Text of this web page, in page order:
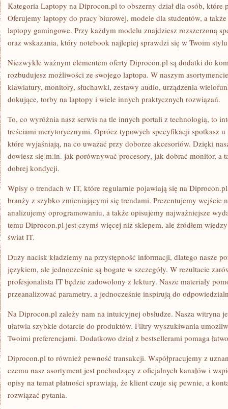
Kategoria Laptopy na Diprocon.pl to obszerny dział dla osób, które
Oferujemy laptopy do pracy biurowej, modele dla studentów, a
laptopy gamingowe. Przy każdym modelu znajdziesz rozszerzoną
oraz wskazania, który notebook najlepiej sprawdzi się w Twoim
Niezwykle ważnym elementem oferty Diprocon.pl są dodatki do
rozbudujesz możliwości ze swojego laptopa. W naszym
klawiatury, monitory, słuchawki, zestawy audio, urządzenia
dokujące, torby na laptopy i wiele innych praktycznych rozwiązań.
To, co wyróżnia nasz serwis na tle innych portali z technologią, to
treściami merytorycznymi. Oprócz typowych specyfikacji spotkasz
które wyjaśniają, na co uważać przy doborze akcesoriów. Dzięki
dowiesz się m.in. jak porównywać procesory, jak dobrać monitor, a
dobrej kondycji.
Wpisy o trendach w IT, które regularnie pojawiają się na
branży z szybko zmieniającymi się trendami. Prezentujemy wejście
analizujemy oprogramowaniu, a także opisujemy najważniejsze
temu Diprocon.pl jest czymś więcej niż sklepem, ale źródłem
świat IT.
Duży nacisk kładziemy na przystępność informacji, dlatego nasze
językiem, ale jednocześnie są bogate w szczegóły. W rezultacie
profesjonalista IT będzie zadowolony z lektury. Nasze materiały
przeanalizować parametry, a jednocześnie inspirują do
Na Diprocon.pl zależy nam na intuicyjnej obsłudze. Nasza witryna
ułatwia szybkie dotarcie do produktów. Filtry wyszukiwania
Twoimi preferencjami. Dodatkowo dział z bestsellerami pomaga
Diprocon.pl to również pewność transakcji. Współpracujemy z
czemu nasz asortyment jest pochodzący z oficjalnych kanałów i
opisy na temat płatności sprawiają, że klient czuje się pewnie, a
rozwiązać pytania.